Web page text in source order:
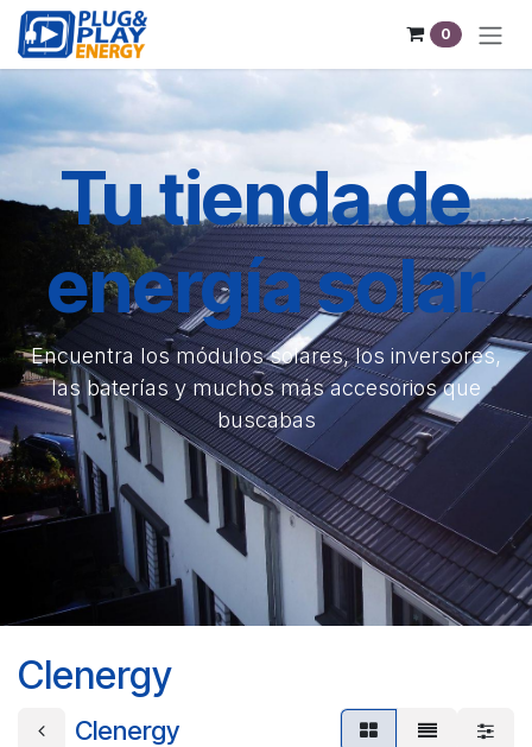
Ir al contenido
0
Tu tienda de
energía solar
Encuentra los módulos solares, los inversores,
las baterías y muchos más accesorios que
buscabas
Clenergy
Clenergy